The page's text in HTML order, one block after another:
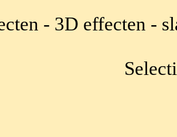
- 3D effecten -